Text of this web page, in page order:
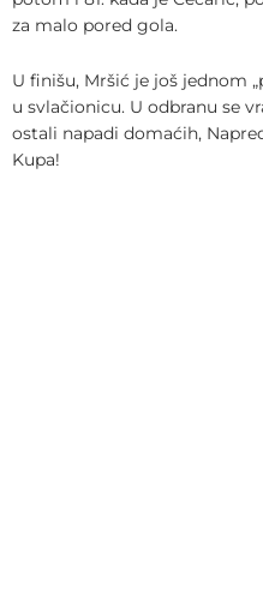
za malo pored gola.
U finišu, Mršić je još jednom
u svlačionicu. U odbranu se
ostali napadi domaćih,
Kupa!